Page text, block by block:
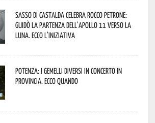
Sasso di Castalda celebra Rocco Petrone:
guidò la partenza dell’Apollo 11 verso la
Luna. Ecco l’iniziativa
Potenza: i Gemelli DiVersi in concerto in
provincia. Ecco quando